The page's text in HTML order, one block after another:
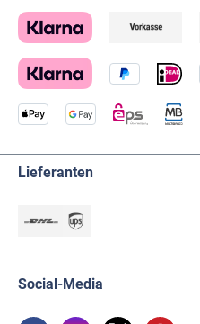
Lieferanten
Social-Media